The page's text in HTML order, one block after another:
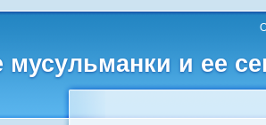
мусульманки и ее